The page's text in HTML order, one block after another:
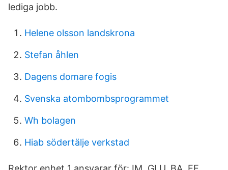
lediga jobb.
Helene olsson landskrona
Stefan åhlen
Dagens domare fogis
Svenska atombombsprogrammet
Wh bolagen
Hiab södertälje verkstad